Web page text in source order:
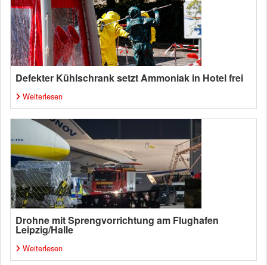
Defekter Kühlschrank setzt Ammoniak in Hotel frei
Weiterlesen
Drohne mit Sprengvorrichtung am Flughafen
Leipzig/Halle
Weiterlesen